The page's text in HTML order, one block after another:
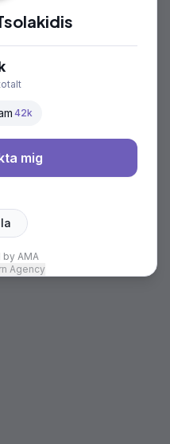
42k
mig
AMA
Agency